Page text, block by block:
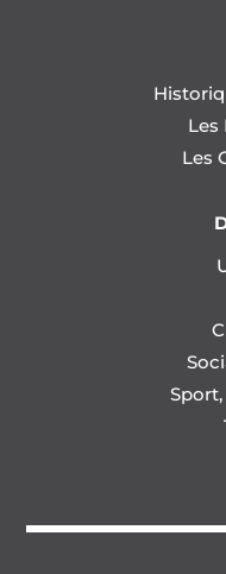
Les
Les